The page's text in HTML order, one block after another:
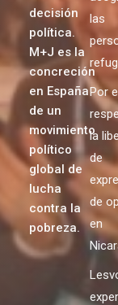
decisión
política.
M+J es la
concreción
en España
de un
movimiento
político
global de
lucha
contra la
pobreza.
las
Por
la
de
de
en